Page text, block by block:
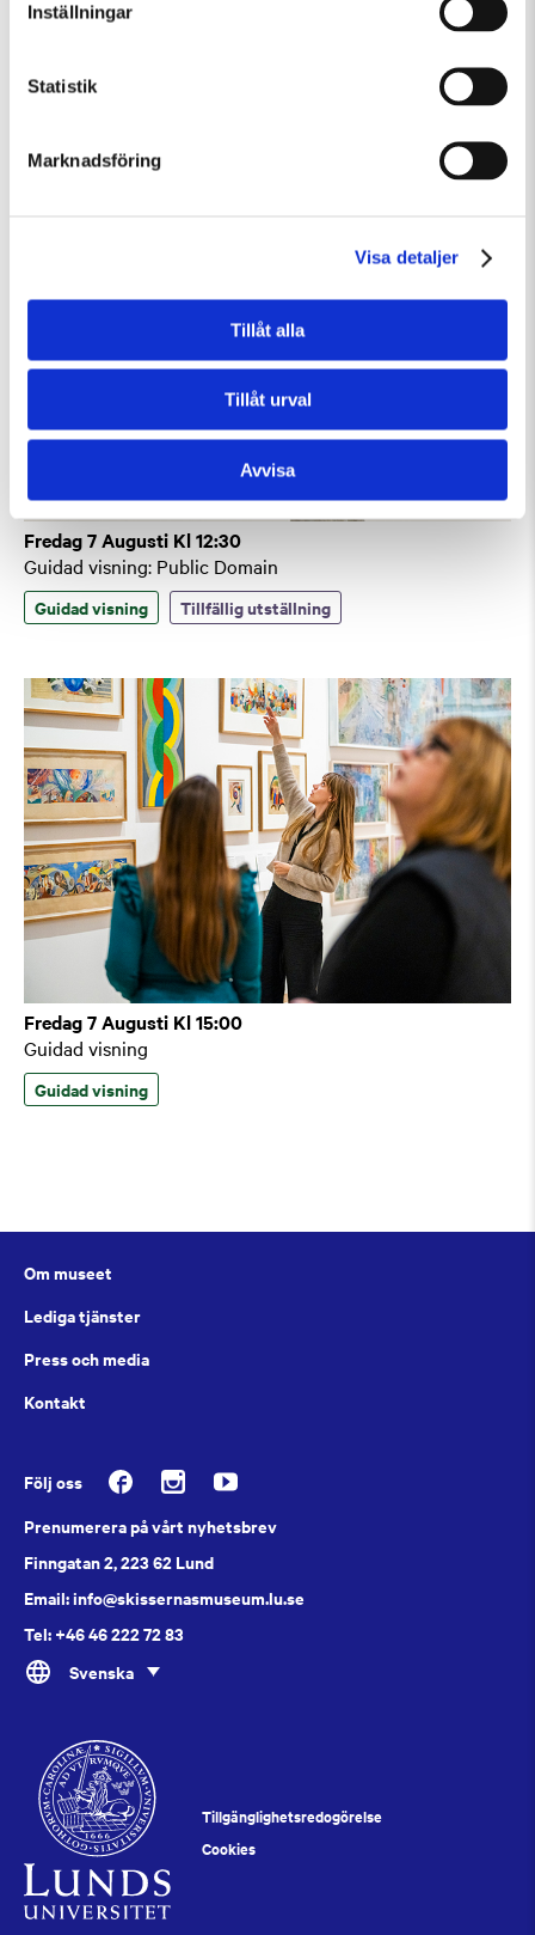
Inställningar
Statistik
Marknadsföring
Visa detaljer
Tillåt alla
Tillåt urval
Avvisa
Visning av Skulpturparken
Fredag 7 Augusti Kl 12:30
Guidad visning: Public Domain
Guidad visning Tillfällig utställning
Fredag 7 Augusti Kl 15:00
Guidad visning
Guidad visning
Om museet
Lediga tjänster
Press och media
Kontakt
Följ oss
Prenumerera på vårt nyhetsbrev
Finngatan 2, 223 62 Lund
Email: info@skissernasmuseum.lu.se
Tel: +46 46 222 72 83
Svenska
Tillgänglighetsredogörelse
Cookies